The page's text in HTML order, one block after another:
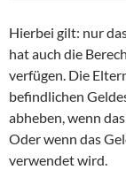
Hierbei gilt: nur
hat auch die
verfügen. Die
befindlichen
abheben, wenn
Oder wenn das
verwendet wird.